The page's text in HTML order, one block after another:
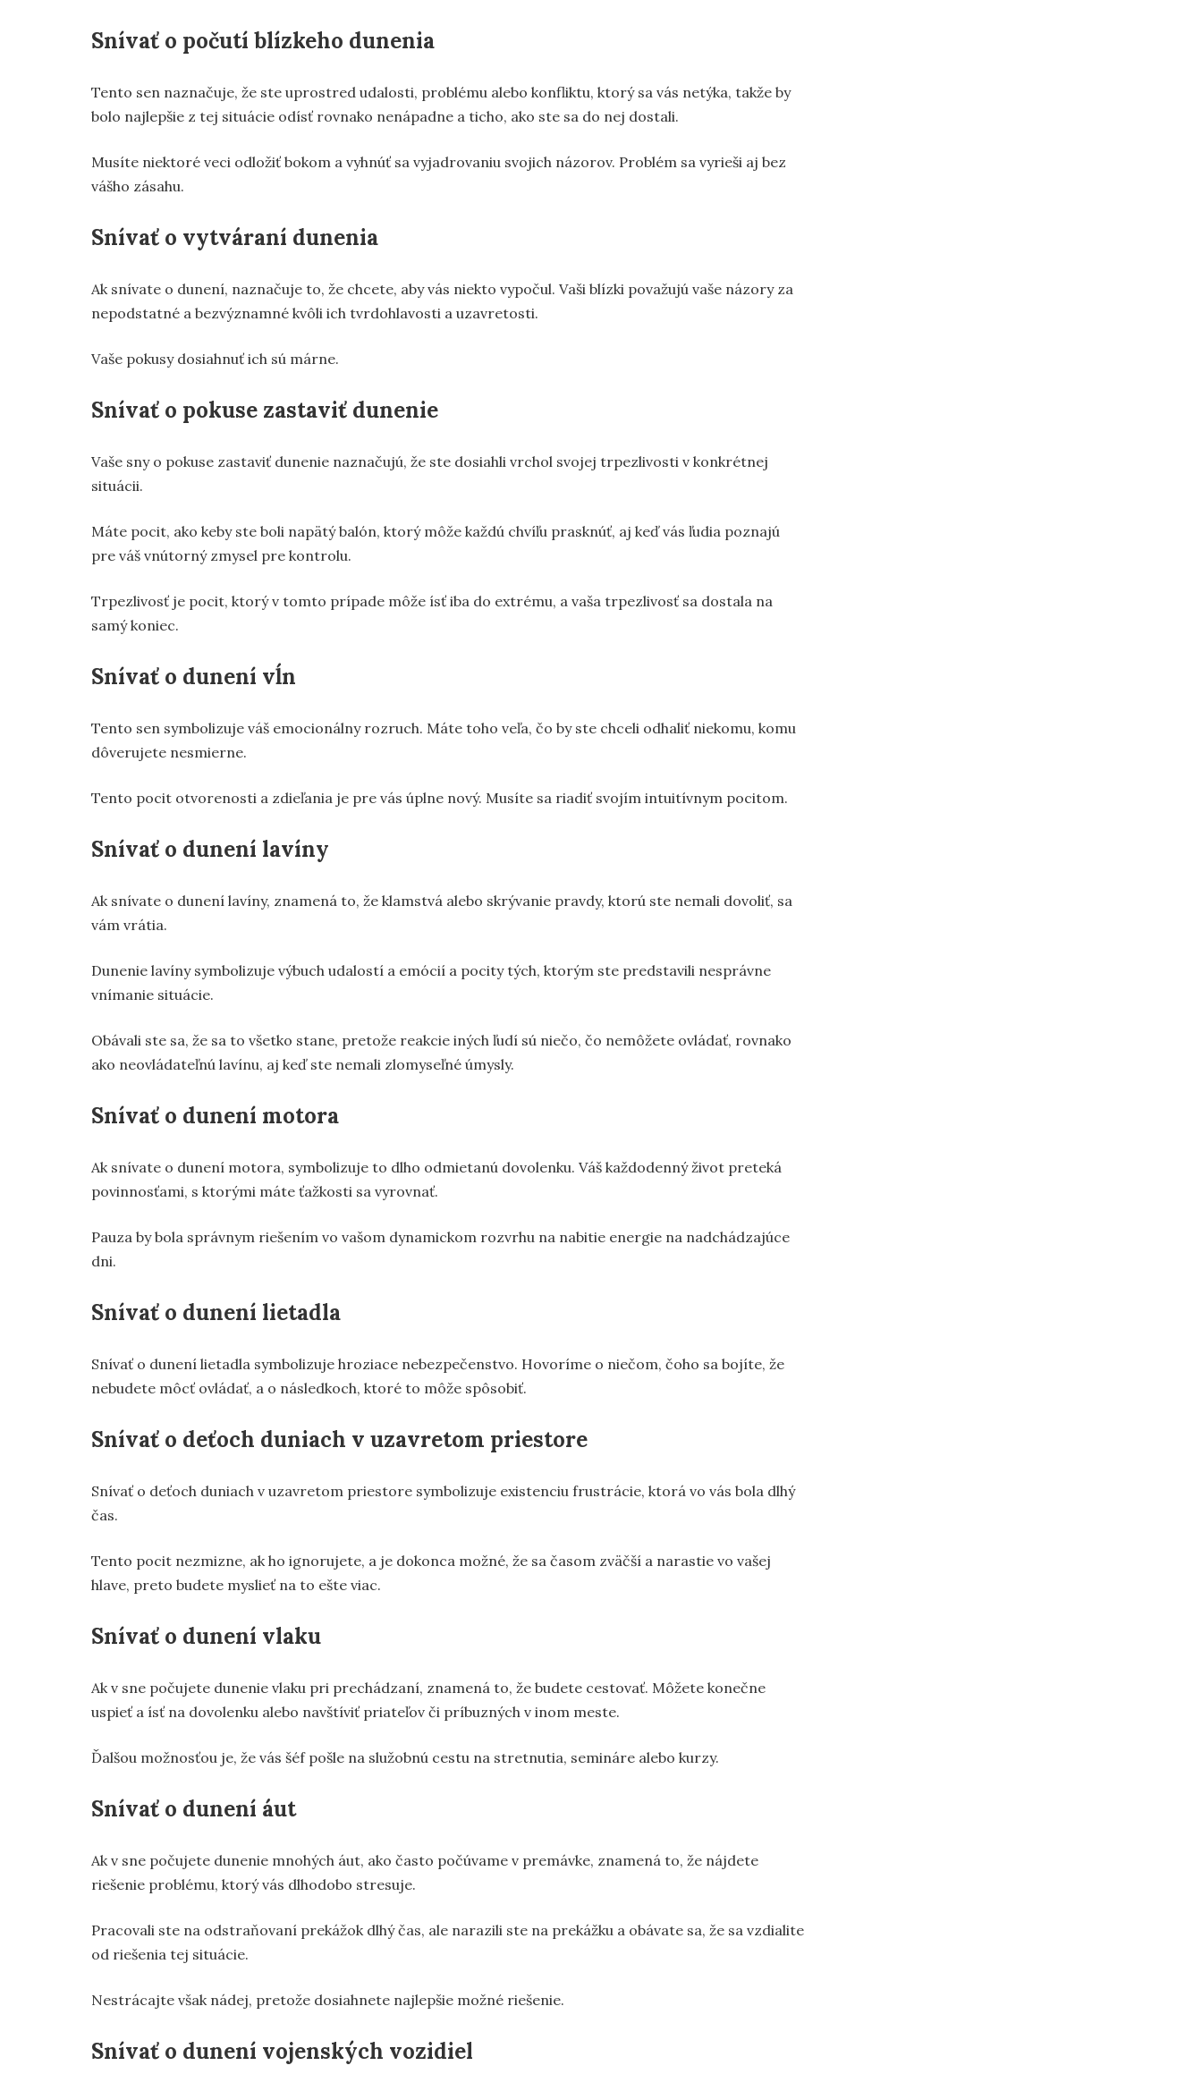
Snívať o počutí blízkeho dunenia
Tento sen naznačuje, že ste uprostred udalosti, problému alebo konfliktu, ktorý sa vás netýka, takže by
bolo najlepšie z tej situácie odísť rovnako nenápadne a ticho, ako ste sa do nej dostali.
Musíte niektoré veci odložiť bokom a vyhnúť sa vyjadrovaniu svojich názorov. Problém sa vyrieši aj bez
vášho zásahu.
Snívať o vytváraní dunenia
Ak snívate o dunení, naznačuje to, že chcete, aby vás niekto vypočul. Vaši blízki považujú vaše názory za
nepodstatné a bezvýznamné kvôli ich tvrdohlavosti a uzavretosti.
Vaše pokusy dosiahnuť ich sú márne.
Snívať o pokuse zastaviť dunenie
Vaše sny o pokuse zastaviť dunenie naznačujú, že ste dosiahli vrchol svojej trpezlivosti v konkrétnej
situácii.
Máte pocit, ako keby ste boli napätý balón, ktorý môže každú chvíľu prasknúť, aj keď vás ľudia poznajú
pre váš vnútorný zmysel pre kontrolu.
Trpezlivosť je pocit, ktorý v tomto prípade môže ísť iba do extrému, a vaša trpezlivosť sa dostala na
samý koniec.
Snívať o dunení vĺn
Tento sen symbolizuje váš emocionálny rozruch. Máte toho veľa, čo by ste chceli odhaliť niekomu, komu
dôverujete nesmierne.
Tento pocit otvorenosti a zdieľania je pre vás úplne nový. Musíte sa riadiť svojím intuitívnym pocitom.
Snívať o dunení lavíny
Ak snívate o dunení lavíny, znamená to, že klamstvá alebo skrývanie pravdy, ktorú ste nemali dovoliť, sa
vám vrátia.
Dunenie lavíny symbolizuje výbuch udalostí a emócií a pocity tých, ktorým ste predstavili nesprávne
vnímanie situácie.
Obávali ste sa, že sa to všetko stane, pretože reakcie iných ľudí sú niečo, čo nemôžete ovládať, rovnako
ako neovládateľnú lavínu, aj keď ste nemali zlomyseľné úmysly.
Snívať o dunení motora
Ak snívate o dunení motora, symbolizuje to dlho odmietanú dovolenku. Váš každodenný život preteká
povinnosťami, s ktorými máte ťažkosti sa vyrovnať.
Pauza by bola správnym riešením vo vašom dynamickom rozvrhu na nabitie energie na nadchádzajúce
dni.
Snívať o dunení lietadla
Snívať o dunení lietadla symbolizuje hroziace nebezpečenstvo. Hovoríme o niečom, čoho sa bojíte, že
nebudete môcť ovládať, a o následkoch, ktoré to môže spôsobiť.
Snívať o deťoch duniach v uzavretom priestore
Snívať o deťoch duniach v uzavretom priestore symbolizuje existenciu frustrácie, ktorá vo vás bola dlhý
čas.
Tento pocit nezmizne, ak ho ignorujete, a je dokonca možné, že sa časom zväčší a narastie vo vašej
hlave, preto budete myslieť na to ešte viac.
Snívať o dunení vlaku
Ak v sne počujete dunenie vlaku pri prechádzaní, znamená to, že budete cestovať. Môžete konečne
uspieť a ísť na dovolenku alebo navštíviť priateľov či príbuzných v inom meste.
Ďalšou možnosťou je, že vás šéf pošle na služobnú cestu na stretnutia, semináre alebo kurzy.
Snívať o dunení áut
Ak v sne počujete dunenie mnohých áut, ako často počúvame v premávke, znamená to, že nájdete
riešenie problému, ktorý vás dlhodobo stresuje.
Pracovali ste na odstraňovaní prekážok dlhý čas, ale narazili ste na prekážku a obávate sa, že sa vzdialite
od riešenia tej situácie.
Nestrácajte však nádej, pretože dosiahnete najlepšie možné riešenie.
Snívať o dunení vojenských vozidiel